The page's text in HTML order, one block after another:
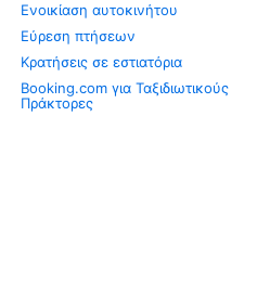
Ενοικίαση αυτοκινήτου
Εύρεση πτήσεων
Κρατήσεις σε εστιατόρια
Booking.com για Ταξιδιωτικούς
Πράκτορες